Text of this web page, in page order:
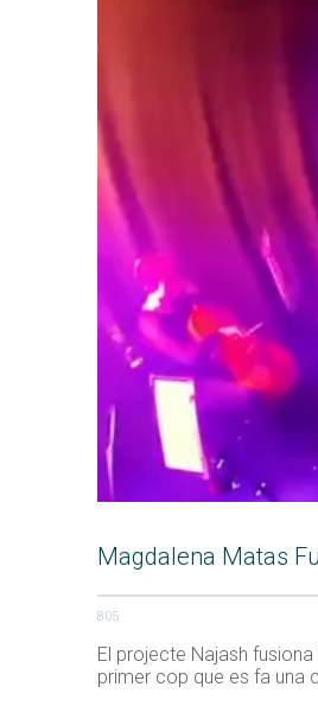
Magdalena Matas
805
El projecte Najash
primer cop que es fa una